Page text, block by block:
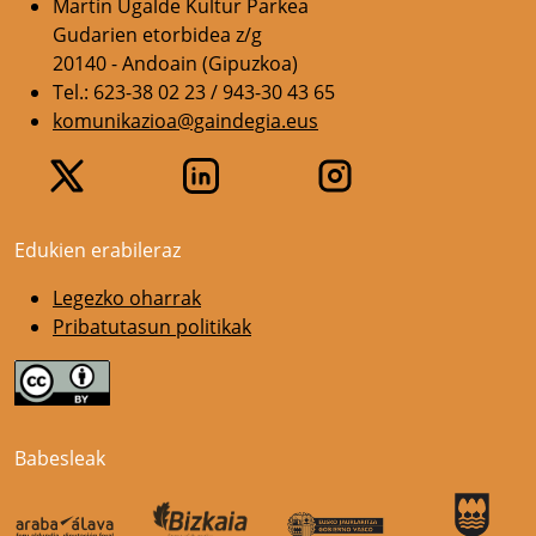
Martin Ugalde Kultur Parkea
Gudarien etorbidea z/g
20140 - Andoain (Gipuzkoa)
Tel.: 623-38 02 23 / 943-30 43 65
komunikazioa@gaindegia.eus
Edukien erabileraz
Legezko oharrak
Pribatutasun politikak
Babesleak